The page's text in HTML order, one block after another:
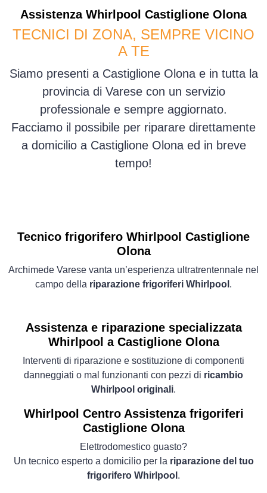
Assistenza Whirlpool Castiglione Olona
TECNICI DI ZONA, SEMPRE VICINO
A TE
Siamo presenti a Castiglione Olona e in tutta la
provincia di Varese con un servizio
professionale e sempre aggiornato.
Facciamo il possibile per riparare direttamente
a domicilio a Castiglione Olona ed in breve
tempo!
Tecnico frigorifero Whirlpool Castiglione
Olona
Archimede Varese vanta un’esperienza ultratrentennale nel
campo della riparazione frigoriferi Whirlpool .
Assistenza e riparazione specializzata
Whirlpool a Castiglione Olona
Interventi di riparazione e sostituzione di componenti
danneggiati o mal funzionanti con pezzi di ricambio
Whirlpool originali.
Whirlpool Centro Assistenza frigoriferi
Castiglione Olona
Elettrodomestico guasto?
Un tecnico esperto a domicilio per la riparazione del tuo
frigorifero Whirlpool .